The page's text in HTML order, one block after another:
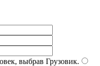
выбрав Грузовик.